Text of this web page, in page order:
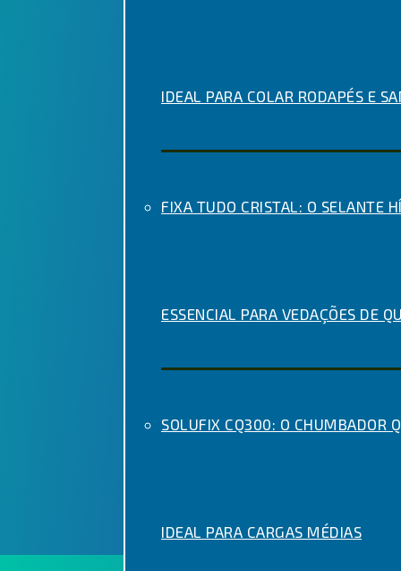
IDEAL PARA COLAR RODAPÉS E
FIXA TUDO CRISTAL: O SELANTE
ESSENCIAL PARA VEDAÇÕES DE
SOLUFIX CQ300: O CHUMBADOR
IDEAL PARA CARGAS MÉDIAS